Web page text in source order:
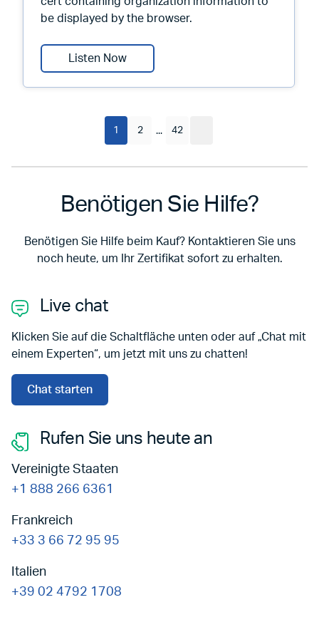
be displayed by the browser.
Listen NowRoot Causes 539: What Is the Two-
1 2 ... 42
Benötigen Sie Hilfe?
Benötigen Sie Hilfe beim Kauf? Kontaktieren Sie uns
noch heute, um Ihr Zertifikat sofort zu erhalten.
Live chat
Klicken Sie auf die Schaltfläche unten oder auf „Chat mit
einem Experten“, um jetzt mit uns zu chatten!
Chat starten
Rufen Sie uns heute an
Vereinigte Staaten
+1 888 266 6361
Frankreich
+33 3 66 72 95 95
Italien
+39 02 4792 1708